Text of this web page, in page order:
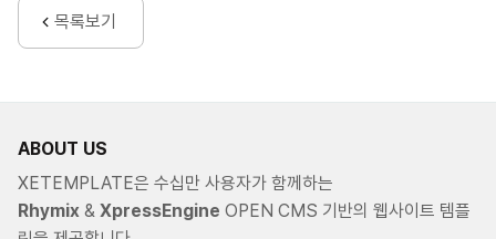
목록보기
ABOUT US
XETEMPLATE은 수십만 사용자가 함께하는
Rhymix & XpressEngine OPEN CMS 기반의 웹사이트 템플